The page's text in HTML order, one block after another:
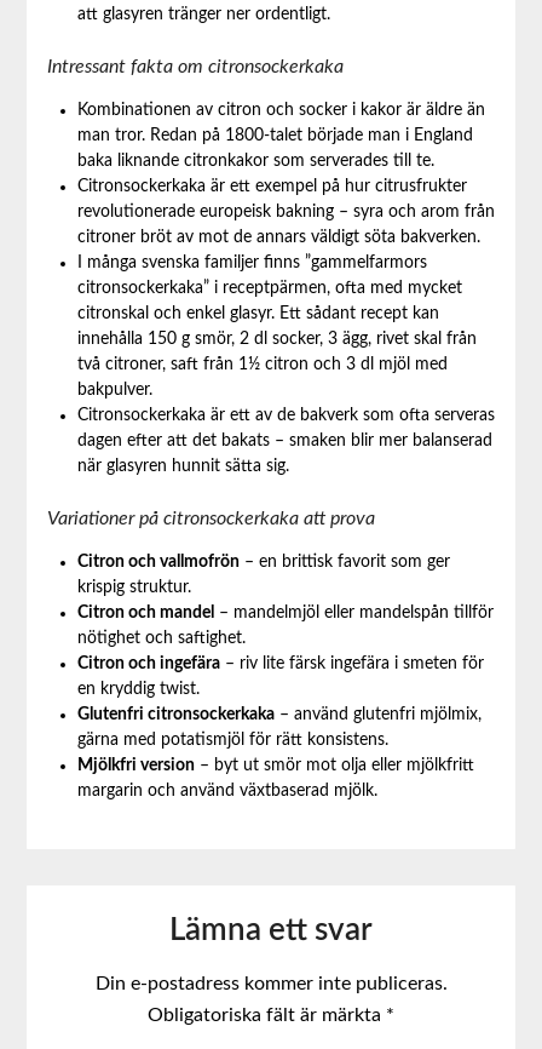
att glasyren tränger ner ordentligt.
Intressant fakta om citronsockerkaka
Kombinationen av citron och socker i kakor är äldre än
man tror. Redan på 1800-talet började man i England
baka liknande citronkakor som serverades till te.
Citronsockerkaka är ett exempel på hur citrusfrukter
revolutionerade europeisk bakning – syra och arom från
citroner bröt av mot de annars väldigt söta bakverken.
I många svenska familjer finns ”gammelfarmors
citronsockerkaka” i receptpärmen, ofta med mycket
citronskal och enkel glasyr. Ett sådant recept kan
innehålla 150 g smör, 2 dl socker, 3 ägg, rivet skal från
två citroner, saft från 1½ citron och 3 dl mjöl med
bakpulver.
Citronsockerkaka är ett av de bakverk som ofta serveras
dagen efter att det bakats – smaken blir mer balanserad
när glasyren hunnit sätta sig.
Variationer på citronsockerkaka att prova
Citron och vallmofrön– en brittisk favorit som ger
krispig struktur.
Citron och mandel – mandelmjöl eller mandelspån tillför
nötighet och saftighet.
Citron och ingefära– riv lite färsk ingefära i smeten för
en kryddig twist.
Glutenfri citronsockerkaka– använd glutenfri mjölmix,
gärna med potatismjöl för rätt konsistens.
Mjölkfri version– byt ut smör mot olja eller mjölkfritt
margarin och använd växtbaserad mjölk.
Lämna ett svar
Din e-postadress kommer inte publiceras.
Obligatoriska fält är märkta *